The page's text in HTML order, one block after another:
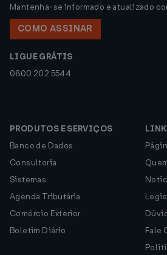
Mantenha-se informado e atualizado
COMO ASSINAR
LIGUE GRÁTIS
0800 202 5544
PRODUTOS E SERVIÇOS
Banco de Dados
Consultoria
Sistemas
Agenda Tributária
Comércio Exterior
Boletim Diário
Fale